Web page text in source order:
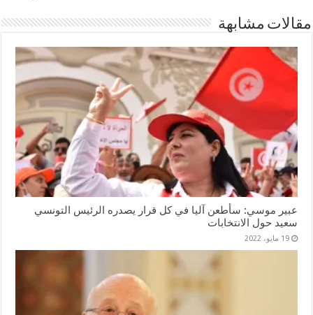
مقالات مشابهة
عبير موسي: سأطعن آليا في كل قرار يصدره الرئيس التونسي
سعيد حول الانتخابات
19 مايو، 2022